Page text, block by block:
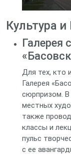
Культура
Галерея
Для тех, кто
Галерея
сюрпризом. В
местных
также
классы и
пульс
с ее